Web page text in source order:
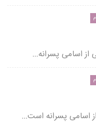
از اسامی پسرانه…
اسامی پسرانه است…